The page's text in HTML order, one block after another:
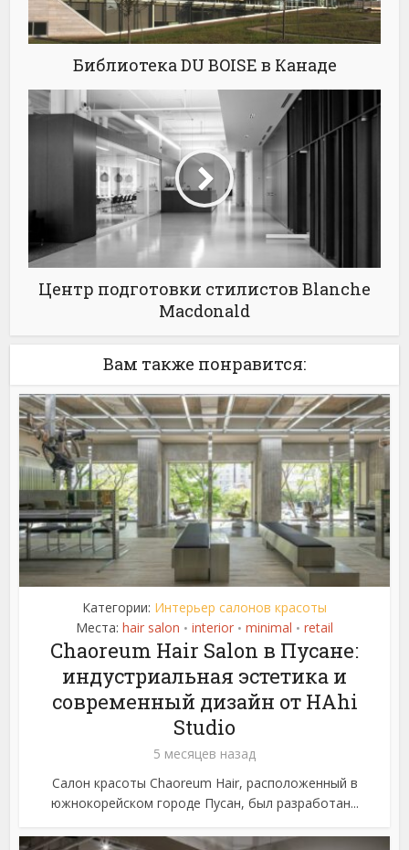
Библиотека DU BOISE в Канаде
Центр подготовки стилистов Blanche
Macdonald
Вам также понравится:
Категории: Интерьер салонов красоты
Места: hair salon • interior • minimal • retail
Chaoreum Hair Salon в Пусане:
индустриальная эстетика и
современный дизайн от HAhi
Studio
5 месяцев назад
Салон красоты Chaoreum Hair, расположенный в
южнокорейском городе Пусан, был разработан...